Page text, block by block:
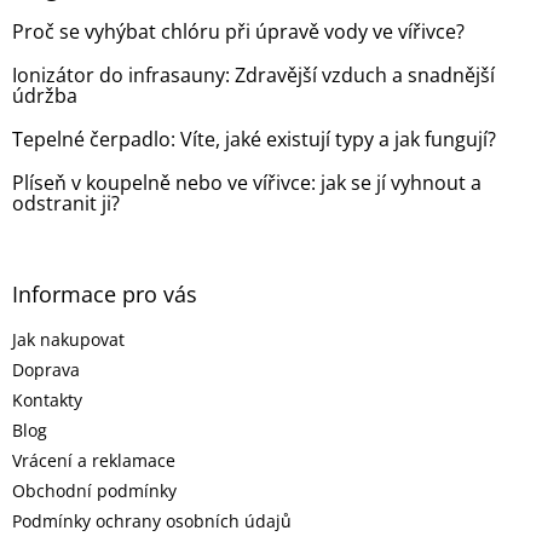
Proč se vyhýbat chlóru při úpravě vody ve vířivce?
Ionizátor do infrasauny: Zdravější vzduch a snadnější
údržba
Tepelné čerpadlo: Víte, jaké existují typy a jak fungují?
Plíseň v koupelně nebo ve vířivce: jak se jí vyhnout a
odstranit ji?
Informace pro vás
Jak nakupovat
Doprava
Kontakty
Blog
Vrácení a reklamace
Obchodní podmínky
Podmínky ochrany osobních údajů